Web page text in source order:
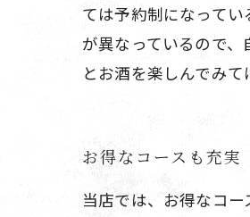
ては予約制になって
が異なっているので
とお酒を楽しんでみて
お得なコースも充実
当店では、お得なコ